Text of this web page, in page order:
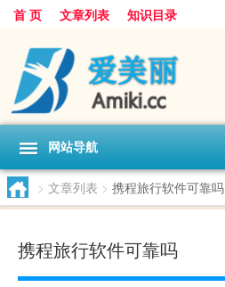
首 页 文章列表 知识目录
网站导航
> 文章列表 > 携程旅行软件可靠吗
携程旅行软件可靠吗